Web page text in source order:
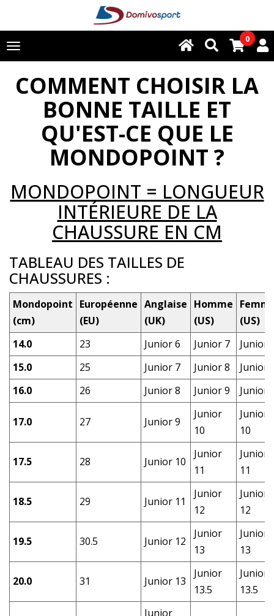
Toggle
navigation
0
COMMENT CHOISIR LA
BONNE TAILLE ET
QU'EST-CE QUE LE
MONDOPOINT ?
MONDOPOINT = LONGUEUR
INTÉRIEURE DE LA
CHAUSSURE EN CM
TABLEAU DES TAILLES DE
CHAUSSURES :
Mondopoint
(cm)
Européenne
(EU)
Anglaise
(UK)
Homme
(US)
(US)
14.0
23 Junior 6 Junior 7
Junior
15.0
25 Junior 7 Junior 8
Junior
16.0
26 Junior 8 Junior 9 Junior
17.0 27 Junior 9
Junior
10
Junior
10
17.5 28 Junior 10
Junior
11
Junior
11
18.5 29 Junior 11
Junior
12
Junior
12
19.5 30.5 Junior 12
Junior
13
Junior
13
20.0 31 Junior 13
Junior
13.5
Junior
13.5
Junior